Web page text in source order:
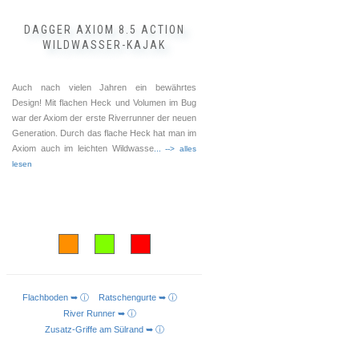
DAGGER AXIOM 8.5 ACTION
WILDWASSER-KAJAK
Auch nach vielen Jahren ein bewährtes
Design! Mit flachen Heck und Volumen im Bug
war der Axiom der erste Riverrunner der neuen
Generation. Durch das flache Heck hat man im
Axiom auch im leichten Wildwasse... --> alles
lesen
AUSFÜHRUNG WÄHLEN
Flachboden ➥ ⓘ
Ratschengurte ➥ ⓘ
River Runner ➥ ⓘ
Zusatz-Griffe am Sülrand ➥ ⓘ